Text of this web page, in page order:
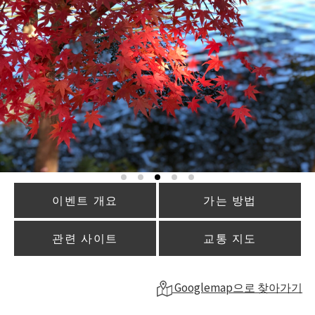
이벤트 개요 가는 방법
관련 사이트 교통 지도
Googlemap으로 찾아가기